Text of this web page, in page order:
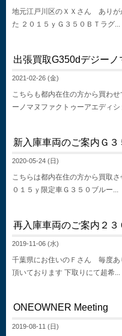
地元江戸川区のＸＸさん ありが
た ２０１５ｙＧ３５０ＢＴラグ...
出張買取G350dデジー
2021-02-26 (金)
こちらも都内在住の方から買わ
ーノマヌファクトゥーアエディシ
新入庫車両のご案内Ｇ
2020-05-24 (日)
こちらは都内在住の方から買取
０１５ｙ限定車Ｇ３５０ブルー...
再入庫車両のご案内２３
2019-11-06 (水)
千葉県にお住いのＦさん 毎度あ
頂いております 下取りにて超希...
ONEOWNER Meeting
2019-08-11 (日)